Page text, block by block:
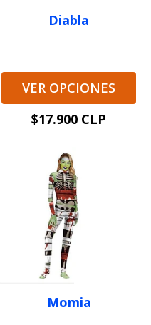
Diabla
VER OPCIONES
$17.900 CLP
Momia